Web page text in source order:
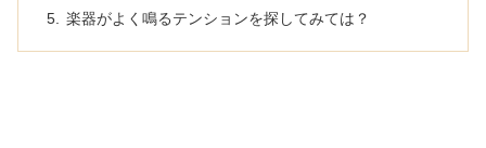
楽器がよく鳴るテンションを探してみては？